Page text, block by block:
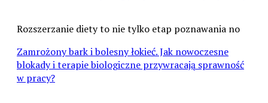
Rozszerzanie diety to nie tylko etap poznawania no
Zamrożony bark i bolesny łokieć. Jak nowoczesne
blokady i terapie biologiczne przywracają sprawność
w pracy?